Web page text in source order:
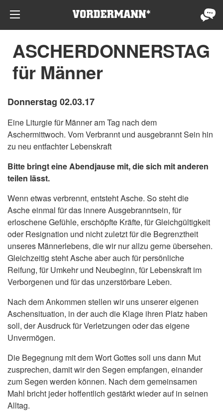
ASCHERDONNERSTAG
für Männer
Donnerstag 02.03.17
Eine Liturgie für Männer am Tag nach dem
Aschermittwoch. Vom Verbrannt und ausgebrannt Sein hin
zu neu entfachter Lebenskraft
Bitte bringt eine Abendjause mit, diesich mit anderen
teilen lässt.
Wenn etwas verbrennt, entsteht Asche. So steht die
Asche einmal für das innere Ausgebranntsein, für
erloschene Gefühle, erschöpfte Kräfte, für Gleichgültigkeit
oder Resignation und nicht zuletzt für die Begrenztheit
unseres Männerlebens, die wir nur allzu gerne übersehen.
Gleichzeitig steht Asche aber auch für persönliche
Reifung, für Umkehr und Neubeginn, für Lebenskraft im
Verborgenen und für das unzerstörbare Leben.
Nach dem Ankommen stellen wir uns unserer eigenen
Aschensituation, in der auch die Klage ihren Platz haben
soll, der Ausdruck für Verletzungen oder das eigene
Unvermögen.
Die Begegnung mit dem Wort Gottes soll uns dann Mut
zusprechen, damit wir den Segen empfangen, einander
zum Segen werden können. Nach dem gemeinsamen
Mahl bricht jeder hoffentlich gestärkt wieder auf in seinen
Alltag.